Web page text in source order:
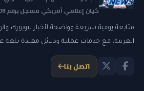
كيان إعلامي أمريكي مسجل برقم 0451351808
متابعة يومية سريعة وواضحة لأخبار نيويورك
العربية، مع خدمات عملية ودلائل مفيدة بلغة
اتصل بنا